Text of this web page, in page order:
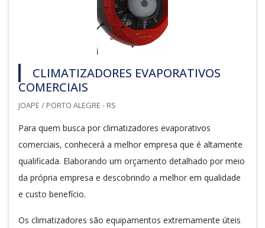
CLIMATIZADORES EVAPORATIVOS
COMERCIAIS
JOAPE / PORTO ALEGRE - RS
Para quem busca por climatizadores evaporativos
comerciais, conhecerá a melhor empresa que é altamente
qualificada. Elaborando um orçamento detalhado por meio
da própria empresa e descobrindo a melhor em qualidade
e custo benefício.
Os climatizadores são equipamentos extremamente úteis